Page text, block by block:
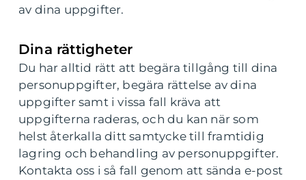
av dina uppgifter.
Dina rättigheter
Du har alltid rätt att begära tillgång till dina
personuppgifter, begära rättelse av dina
uppgifter samt i vissa fall kräva att
uppgifterna raderas, och du kan när som
helst återkalla ditt samtycke till framtidig
lagring och behandling av personuppgifter.
Kontakta oss i så fall genom att sända e-post